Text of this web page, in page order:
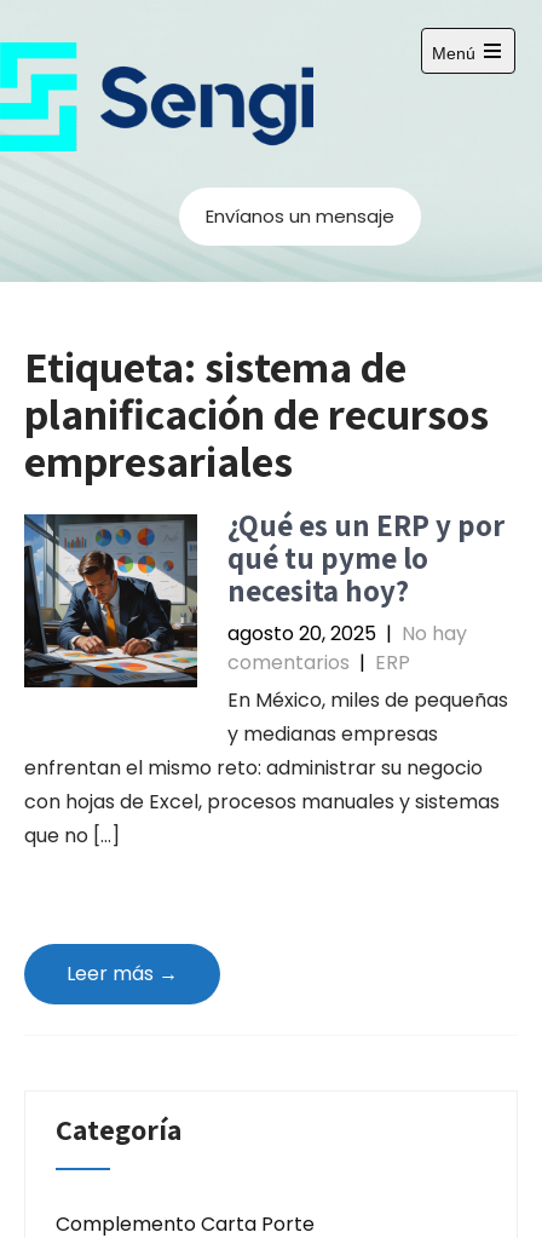
al
contenido
Envíanos un mensaje
Menú
Abrir
Etiqueta: sistema de
planificación de recursos
empresariales
¿Qué es un ERP y por
qué tu pyme lo
necesita hoy?
agosto 20, 2025 | No hay
comentarios | ERP
En México, miles de pequeñas
y medianas empresas
enfrentan el mismo reto: administrar su negocio
con hojas de Excel, procesos manuales y sistemas
que no […]
Leer más →
Categoría
Complemento Carta Porte